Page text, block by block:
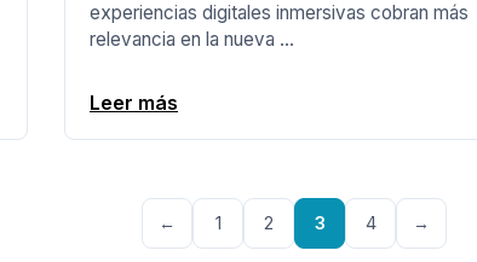
experiencias digitales inmersivas cobran más
relevancia en la nueva ...
Leer más
← 1 2 3 4 →